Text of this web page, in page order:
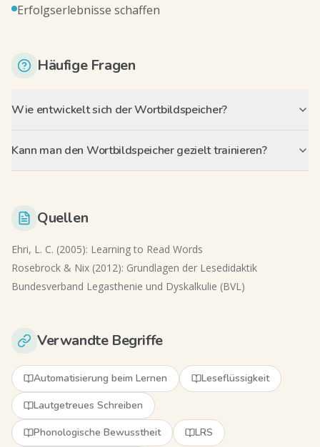
Erfolgserlebnisse schaffen
Häufige Fragen
Wie entwickelt sich der Wortbildspeicher?
Kann man den Wortbildspeicher gezielt trainieren?
Quellen
Ehri, L. C. (2005): Learning to Read Words
Rosebrock & Nix (2012): Grundlagen der Lesedidaktik
Bundesverband Legasthenie und Dyskalkulie (BVL)
Verwandte Begriffe
Automatisierung beim Lernen
Leseflüssigkeit
Lautgetreues Schreiben
Phonologische Bewusstheit
LRS